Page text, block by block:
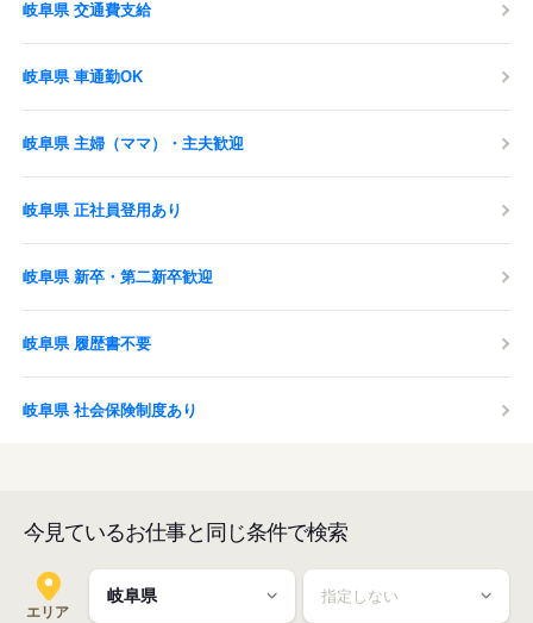
岐阜県 交通費支給
岐阜県 車通勤OK
岐阜県 主婦（ママ）・主夫歓迎
岐阜県 正社員登用あり
岐阜県 新卒・第二新卒歓迎
岐阜県 履歴書不要
岐阜県 社会保険制度あり
今見ているお仕事と同じ条件で検索
エリア